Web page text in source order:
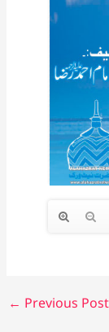
← Previous Post